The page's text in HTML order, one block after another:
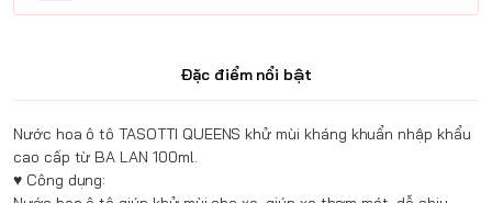
Đặc điểm nổi bật
Nước hoa ô tô TASOTTI QUEENS khử mùi kháng khuẩn nhập khẩu
cao cấp từ BA LAN 100ml.
♥ Công dụng: